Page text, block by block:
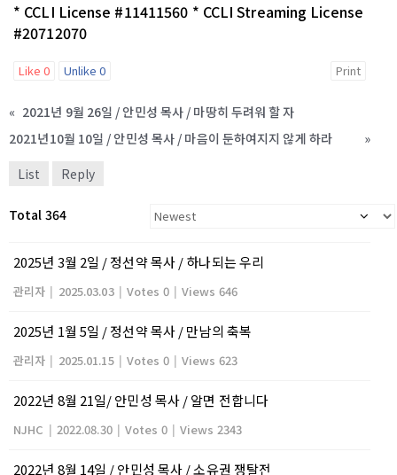
* CCLI License #11411560 * CCLI Streaming License
#20712070
Like 0 Unlike0 Print
« 2021년 9월 26일 / 안민성 목사 / 마땅히 두려워 할 자
2021년10월 10일 / 안민성 목사 / 마음이 둔하여지지 않게 하라
»
List
Reply
Total 364
2025년 3월 2일 / 정선약 목사 / 하나되는 우리
관리자 | 2025.03.03 | Votes 0 | Views 646
2025년 1월 5일 / 정선약 목사 / 만남의 축복
관리자 | 2025.01.15 | Votes 0 | Views 623
2022년 8월 21일/ 안민성 목사 / 알면 전합니다
NJHC | 2022.08.30 | Votes 0 | Views 2343
2022년 8월 14일 / 안민성 목사 / 소유권 쟁탈전